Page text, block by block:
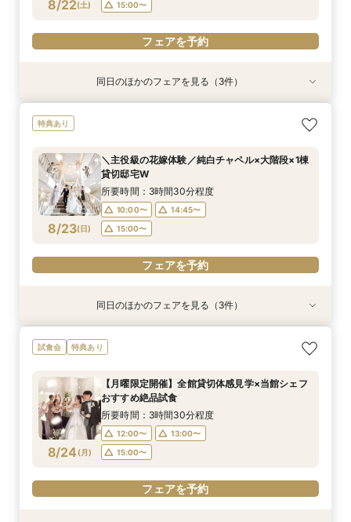
8/22(土) 15:00〜
フェアを予約
特典あり
8/22(土)
【美食でおもてなし◎】黒毛和牛フィレ試食×上
10:00〜
15:00〜
フェアを予約
8/22(土)
【初見学に◎】最大110万優待*全館貸切＆緑の絶
10:00〜
15:00〜
フェアを予約
8/22(土)
チャペルリニューアル記念*ドレス特典付*1棟貸
10:00〜
15:00〜
フェアを予約
同日のほかのフェアを見る（3件）
特典あり
8/23(日)
＼主役級の花嫁体験／純白チャペル×大階段×1棟
貸切邸宅W
所要時間：3時間30分程度
10:00〜
14:45〜
15:00〜
フェアを予約
8/23 (日)
【比較検討におすすめ】1棟貸切体験×緑溢れる開
放テラス
10:00〜
14:45〜
15:00〜
フェアを予約
特典あり
8/23 (日)
【美食でおもてなし◎】黒毛和牛フィレ試食×上
質貸切邸宅W
10:00〜
14:45〜
15:00〜
フェアを予約
8/23 (日)
【初見学◎】ファーストステップ相談×全館貸切
W
10:00〜
14:45〜
15:00〜
フェアを予約
同日のほかのフェアを見る（3件）
試食会 特典あり
8/24 (月)
【月曜限定開催】全館貸切体感見学×当館シェフ
おすすめ絶品試食
所要時間：3時間30分程度
12:00〜
13:00〜
15:00〜
フェアを予約